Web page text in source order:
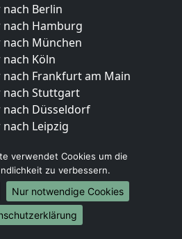
Berlin
Hamburg
München
Köln
Frankfurt am Main
nach Stuttgart
Düsseldorf
Leipzig
nach Essen
nach Bremen
nach Dresden
nach Hannover
nach Nürnberg
verwendet Cookies um die
zu verbessern.
Nur notwendige Cookies